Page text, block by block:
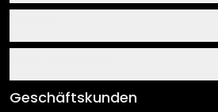
Über uns
Klebe- und Montageanleitungen
AGB
Geschäftskunden